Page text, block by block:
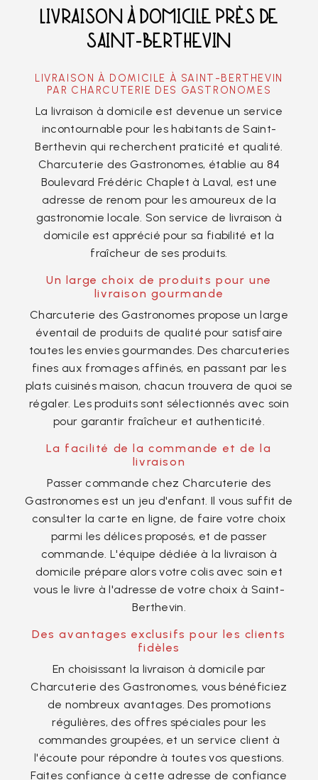
LIVRAISON À DOMICILE PRÈS DE
SAINT-BERTHEVIN
LIVRAISON À DOMICILE À SAINT-BERTHEVIN
PAR CHARCUTERIE DES GASTRONOMES
La livraison à domicile est devenue un service
incontournable pour les habitants de Saint-
Berthevin qui recherchent praticité et qualité.
Charcuterie des Gastronomes, établie au 84
Boulevard Frédéric Chaplet à Laval, est une
adresse de renom pour les amoureux de la
gastronomie locale. Son service de livraison à
domicile est apprécié pour sa fiabilité et la
fraîcheur de ses produits.
Un large choix de produits pour une
livraison gourmande
Charcuterie des Gastronomes propose un large
éventail de produits de qualité pour satisfaire
toutes les envies gourmandes. Des charcuteries
fines aux fromages affinés, en passant par les
plats cuisinés maison, chacun trouvera de quoi se
régaler. Les produits sont sélectionnés avec soin
pour garantir fraîcheur et authenticité.
La facilité de la commande et de la
livraison
Passer commande chez Charcuterie des
Gastronomes est un jeu d'enfant. Il vous suffit de
consulter la carte en ligne, de faire votre choix
parmi les délices proposés, et de passer
commande. L'équipe dédiée à la livraison à
domicile prépare alors votre colis avec soin et
vous le livre à l'adresse de votre choix à Saint-
Berthevin.
Des avantages exclusifs pour les clients
fidèles
En choisissant la livraison à domicile par
Charcuterie des Gastronomes, vous bénéficiez
de nombreux avantages. Des promotions
régulières, des offres spéciales pour les
commandes groupées, et un service client à
l'écoute pour répondre à toutes vos questions.
Faites confiance à cette adresse de confiance